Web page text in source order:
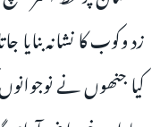
زد وکوب کا نشانہ
کیا جنھوں نے